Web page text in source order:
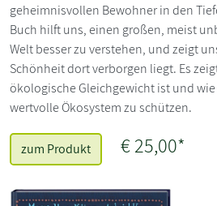
geheimnisvollen Bewohner in den
Buch hilft uns, einen großen, meist
Welt besser zu verstehen, und zeigt
Schönheit dort verborgen liegt. Es
ökologische Gleichgewicht ist und
wertvolle Ökosystem zu schützen.
zum Produkt € 25,00*